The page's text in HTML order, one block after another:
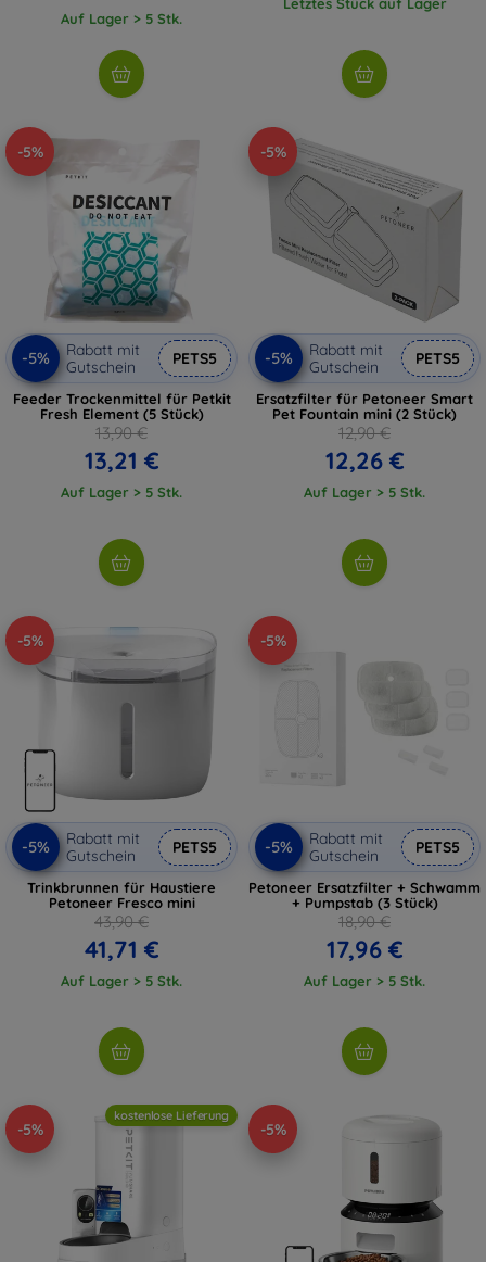
Auf Lager > 5 Stk.
-5%
-5%
Rabatt mit
Gutschein
PETS5
Feeder Trockenmittel für Petkit
Fresh Element (5 Stück)
13,90 €
13,21 €
Auf Lager > 5 Stk.
-5%
-5%
Rabatt mit
Gutschein
PETS5
Ersatzfilter für Petoneer Smart
Pet Fountain mini (2 Stück)
12,90 €
12,26 €
Auf Lager > 5 Stk.
-5%
-5%
Rabatt mit
Gutschein
PETS5
Trinkbrunnen für Haustiere
Petoneer Fresco mini
43,90 €
41,71 €
Auf Lager > 5 Stk.
-5%
-5%
Rabatt mit
Gutschein
PETS5
Petoneer Ersatzfilter + Schwamm
+ Pumpstab (3 Stück)
18,90 €
17,96 €
Auf Lager > 5 Stk.
-5%
kostenlose Lieferung
-5%